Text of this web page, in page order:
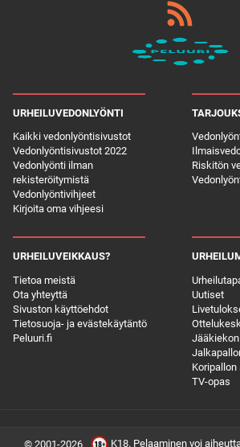
URHEILUVEDONLYÖNTI
Kaikki vedonlyöntisivustot
Vedonlyöntisivustot 2022
Vedonlyönti ilman
rekisteröitymistä
Vedonlyöntivihjeet
Kirjoita oma vihjeesi
Riskitön
URHEILUVEIKKAUS?
Tietoa meistä
Ota yhteyttä
Sivuston käyttöehdot
Tietosuoja- ja evästekäytäntö
Peluuri.fi
Uutiset
TV-opas
© 2001-2026 K18. Pelaaminen voi